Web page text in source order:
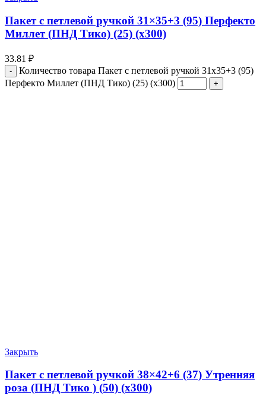
Пакет с петлевой ручкой 31×35+3 (95) Перфекто
Миллет (ПНД Тико) (25) (х300)
33.81 ₽
Количество товара Пакет с петлевой ручкой 31x35+3 (95)
Перфекто Миллет (ПНД Тико) (25) (х300)
Закрыть
Пакет с петлевой ручкой 38×42+6 (37) Утренняя
роза (ПНД Тико ) (50) (х300)